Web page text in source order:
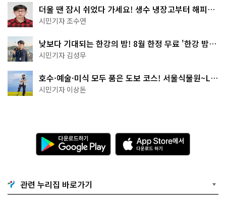
더울 땐 잠시 쉬었다 가세요! 생수 냉장고부터 해피소
·무더위쉼터까지
시민기자 조수연
낮보다 기대되는 한강의 밤! 8월 한정 무료 '한강 밤
핑' 예약은?
시민기자 김성무
호수·예술·미식 모두 품은 도보 코스! 서울식물원~LG
아트센터~마곡테라스거리
시민기자 이상돈
다
운
로
기
G
o
A
p
p
e
관련 누리집 바로가기